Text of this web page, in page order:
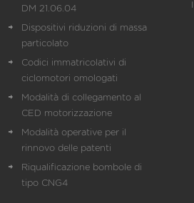
DM 21.06.04
Dispositivi riduzioni di massa
particolato
Codici immatricolativi di
ciclomotori omologati
Modalità di collegamento al
CED motorizzazione
Modalità operative per il
rinnovo delle patenti
Riqualificazione bombole di
tipo CNG4